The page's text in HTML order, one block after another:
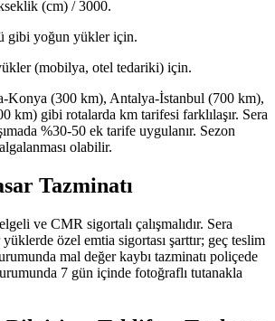
(cm) / 3000.
gibi yoğun yükler için.
(mobilya, otel tedariki) için.
Konya (300 km), Antalya-İstanbul (700 km),
km) gibi rotalarda km tarifesi farklılaşır. Sera
%30-50 ek tarife uygulanır. Sezon
olabilir.
Tazminatı
ve CMR sigortalı çalışmalıdır. Sera
özel emtia sigortası şarttır; geç teslim
mal değer kaybı tazminatı poliçede
7 gün içinde fotoğraflı tutanakla